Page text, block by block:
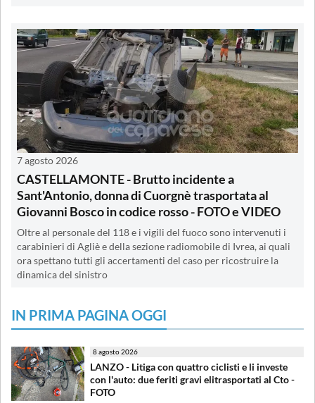
7 agosto 2026
CASTELLAMONTE - Brutto incidente a
Sant'Antonio, donna di Cuorgnè trasportata al
Giovanni Bosco in codice rosso - FOTO e VIDEO
Oltre al personale del 118 e i vigili del fuoco sono intervenuti i
carabinieri di Agliè e della sezione radiomobile di Ivrea, ai quali
ora spettano tutti gli accertamenti del caso per ricostruire la
dinamica del sinistro
IN PRIMA PAGINA OGGI
8 agosto 2026
LANZO - Litiga con quattro ciclisti e li investe
con l'auto: due feriti gravi elitrasportati al Cto -
FOTO